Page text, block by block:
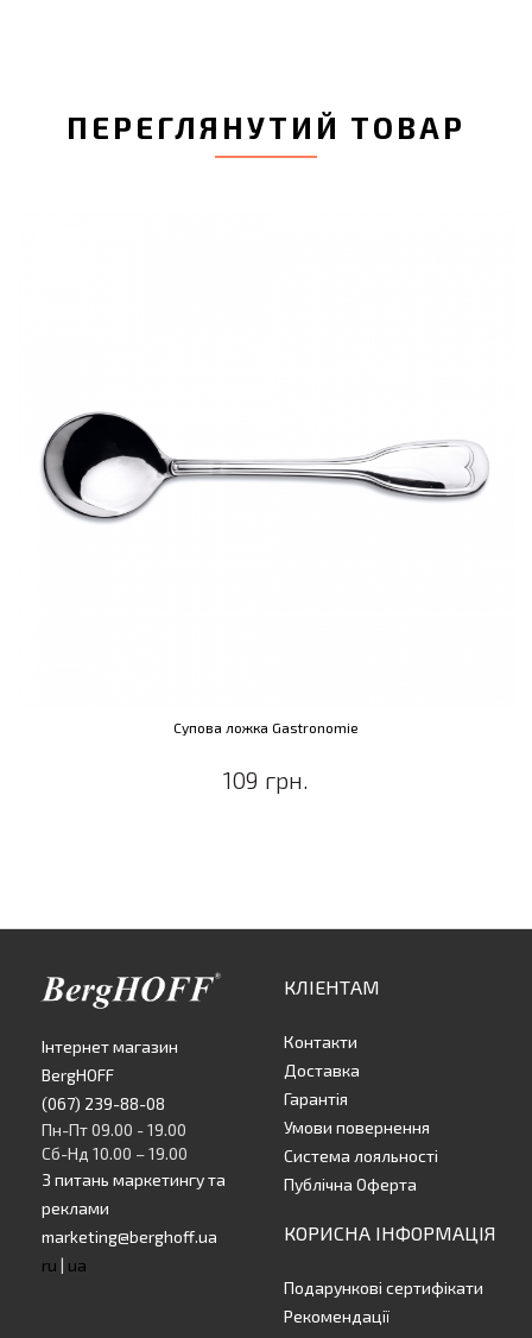
ПЕРЕГЛЯНУТИЙ ТОВАР
Супова ложка Gastronomie
109 грн.
Інтернет магазин
BergHOFF
(067) 239-88-08
Пн-Пт 09.00 - 19.00
Сб-Нд 10.00 – 19.00
З питань маркетингу та
реклами
marketing@berghoff.ua
ru | ua
КЛІЕНТАМ
Контакти
Доставка
Гарантія
Умови повернення
Система лояльності
Публічна Оферта
КОРИСНА ІНФОРМАЦІЯ
Подарункові сертифікати
Рекомендації